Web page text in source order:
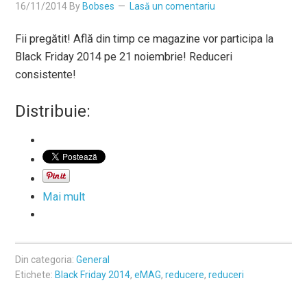
16/11/2014 By Bobses Lasă un comentariu
Fii pregătit! Află din timp ce magazine vor participa la
Black Friday 2014 pe 21 noiembrie! Reduceri
consistente!
Distribuie:
Mai mult
Din categoria:General
Etichete: Black Friday 2014,eMAG,reducere,reduceri